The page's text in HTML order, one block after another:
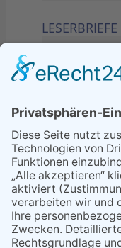
LESERBRIEFE
21.04.2026
11.03.2026
04.02.2026